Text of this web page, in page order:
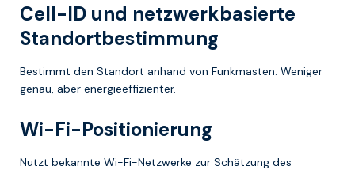
Cell-ID und netzwerkbasierte
Standortbestimmung
Bestimmt den Standort anhand von Funkmasten. Weniger
genau, aber energieeffizienter.
Wi-Fi-Positionierung
Nutzt bekannte Wi-Fi-Netzwerke zur Schätzung des